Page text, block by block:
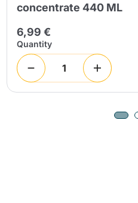
concentrate 440 ML
6,99 €
Quantity